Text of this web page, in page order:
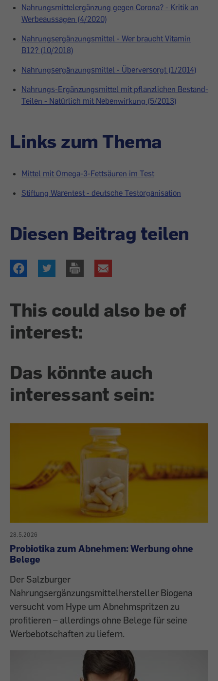
Nahrungsmittelergänzung gegen Corona? - Kritik an
Werbeaussagen (4/2020)
Nahrungsergänzungsmittel - Wer braucht Vitamin
B12? (10/2018)
Nahrungsergänzungsmittel - Überversorgt (1/2014)
Nahrungs-Ergänzungsmittel mit pflanzlichen Bestand-
Teilen - Natürlich mit Nebenwirkung (5/2013)
Links zum Thema
Mittel mit Omega-3-Fett­säuren im Test
Stiftung Warentest - deutsche Testorganisation
Diesen Beitrag teilen
This could also be of
interest:
Das könnte auch
interessant sein:
28.5.2026
Probiotika zum Abnehmen: Werbung ohne
Belege
Der Salzburger
Nahrungsergänzungsmittelhersteller Biogena
versucht vom Hype um Abnehmspritzen zu
profitieren – allerdings ohne Belege für seine
Werbebotschaften zu liefern.